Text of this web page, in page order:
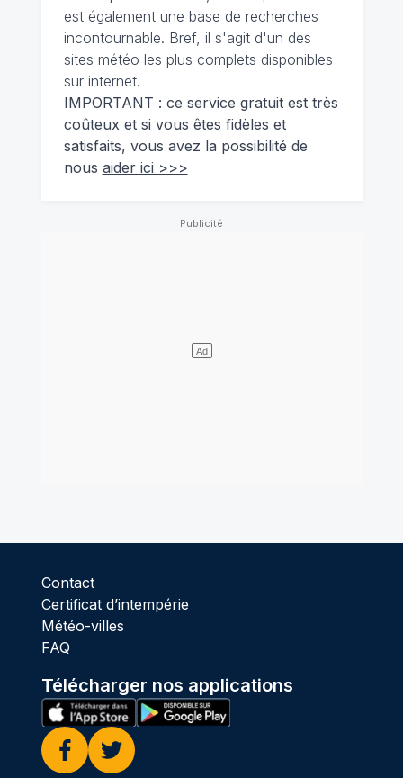
est également une base de recherches
incontournable. Bref, il s'agit d'un des
sites météo les plus complets disponibles
sur internet.
IMPORTANT : ce service gratuit est très
coûteux et si vous êtes fidèles et
satisfaits, vous avez la possibilité de
nous aider ici >>>
Contact
Certificat d’intempérie
Météo-villes
FAQ
Télécharger nos applications
Facebook
Twitter